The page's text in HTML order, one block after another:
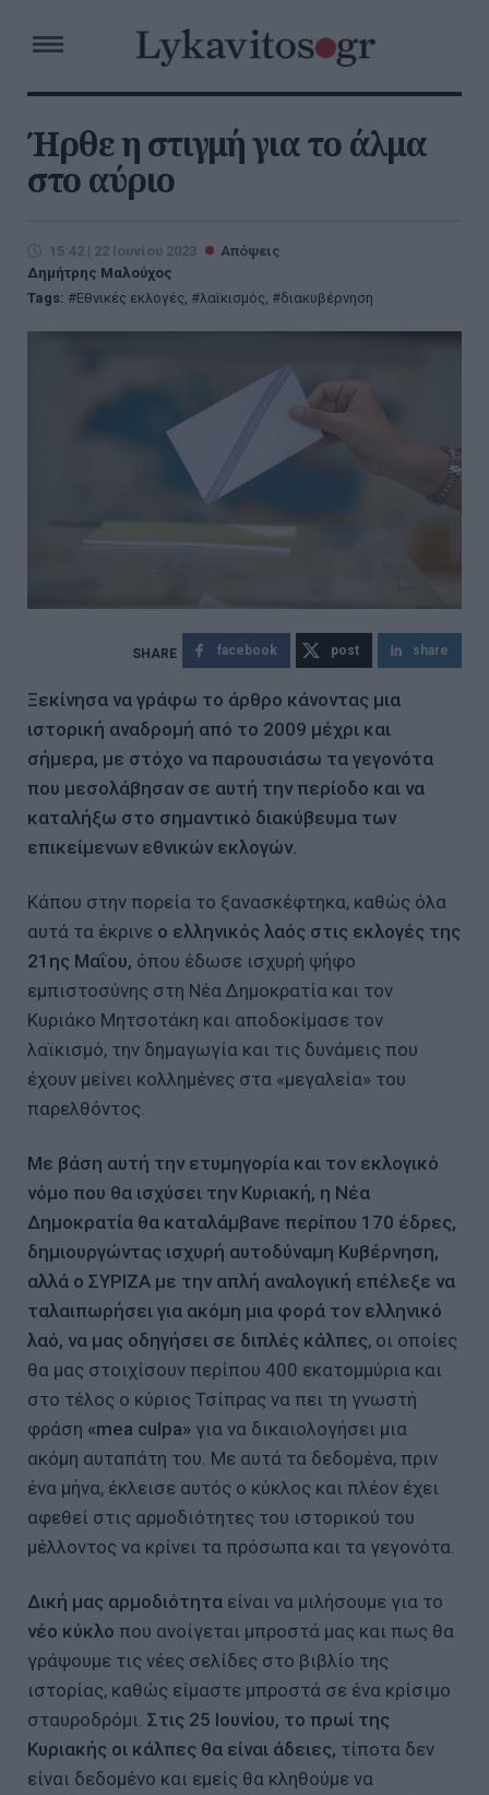
Ήρθε η στιγμή για το άλμα
στο αύριο
15:42 | 22 Ιουνίου 2023
Απόψεις
Δημήτρης Μαλούχος
Tags:
Εθνικές εκλογές, λαϊκισμός, διακυβέρνηση
facebook post share
Ξεκίνησα να γράφω το άρθρο κάνοντας μια
ιστορική αναδρομή από το 2009 μέχρι και
σήμερα, με στόχο να παρουσιάσω τα γεγονότα
που μεσολάβησαν σε αυτή την περίοδο και να
καταλήξω στο σημαντικό διακύβευμα των
επικείμενων εθνικών εκλογών.
Κάπου στην πορεία το ξανασκέφτηκα, καθώς όλα
αυτά τα έκρινε ο ελληνικός λαός στις εκλογές της
21ης Μαΐου, όπου έδωσε ισχυρή ψήφο
εμπιστοσύνης στη Νέα Δημοκρατία και τον
Κυριάκο Μητσοτάκη και αποδοκίμασε τον
λαϊκισμό, την δημαγωγία και τις δυνάμεις που
έχουν μείνει κολλημένες στα «μεγαλεία» του
παρελθόντος.
Με βάση αυτή την ετυμηγορία και τον εκλογικό
νόμο που θα ισχύσει την Κυριακή, η Νέα
Δημοκρατία θα καταλάμβανε περίπου 170 έδρες,
δημιουργώντας ισχυρή αυτοδύναμη Κυβέρνηση,
αλλά ο ΣΥΡΙΖΑ με την απλή αναλογική επέλεξε να
ταλαιπωρήσει για ακόμη μια φορά τον ελληνικό
λαό, να μας οδηγήσει σε διπλές κάλπες, οι οποίες
θα μας στοιχίσουν περίπου 400 εκατομμύρια και
στο τέλος ο κύριος Τσίπρας να πει τη γνωστή
φράση «mea culpa» για να δικαιολογήσει μια
ακόμη αυταπάτη του. Με αυτά τα δεδομένα, πριν
ένα μήνα, έκλεισε αυτός ο κύκλος και πλέον έχει
αφεθεί στις αρμοδιότητες του ιστορικού του
μέλλοντος να κρίνει τα πρόσωπα και τα γεγονότα.
Δική μας αρμοδιότητα είναι να μιλήσουμε για το
νέο κύκλο που ανοίγεται μπροστά μας και πως θα
γράψουμε τις νέες σελίδες στο βιβλίο της
ιστορίας, καθώς είμαστε μπροστά σε ένα κρίσιμο
σταυροδρόμι. Στις 25 Ιουνίου, το πρωί της
Κυριακής οι κάλπες θα είναι άδειες, τίποτα δεν
είναι δεδομένο και εμείς θα κληθούμε να